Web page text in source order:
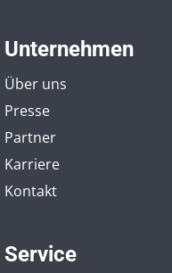
Unternehmen
Über uns
Presse
Partner
Karriere
Kontakt
Service